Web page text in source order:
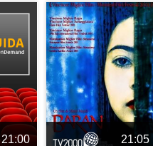
21:00 21:05